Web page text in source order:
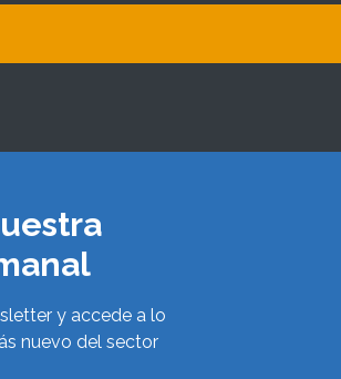
y accede a lo
nuevo del sector